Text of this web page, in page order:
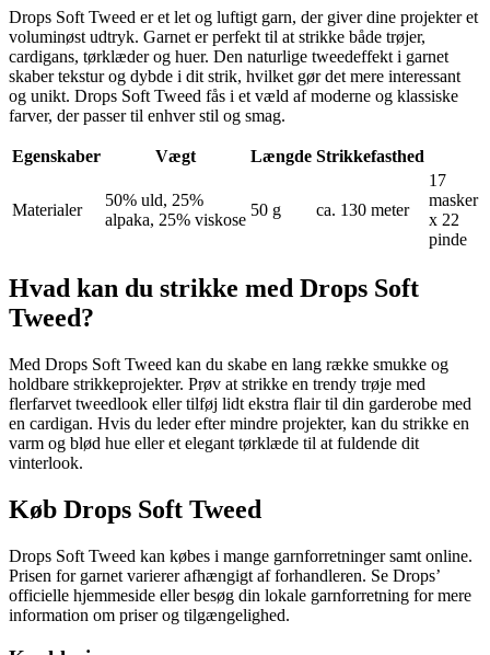
Drops Soft Tweed er et let og luftigt garn, der giver dine projekter et
voluminøst udtryk. Garnet er perfekt til at strikke både trøjer,
cardigans, tørklæder og huer. Den naturlige tweedeffekt i garnet
skaber tekstur og dybde i dit strik, hvilket gør det mere interessant
og unikt. Drops Soft Tweed fås i et væld af moderne og klassiske
farver, der passer til enhver stil og smag.
Egenskaber Vægt Længde Strikkefasthed
Materialer
50% uld, 25%
alpaka, 25% viskose
50 g ca. 130 meter
17
masker
x 22
pinde
Hvad kan du strikke med Drops Soft
Tweed?
Med Drops Soft Tweed kan du skabe en lang række smukke og
holdbare strikkeprojekter. Prøv at strikke en trendy trøje med
flerfarvet tweedlook eller tilføj lidt ekstra flair til din garderobe med
en cardigan. Hvis du leder efter mindre projekter, kan du strikke en
varm og blød hue eller et elegant tørklæde til at fuldende dit
vinterlook.
Køb Drops Soft Tweed
Drops Soft Tweed kan købes i mange garnforretninger samt online.
Prisen for garnet varierer afhængigt af forhandleren. Se Drops’
officielle hjemmeside eller besøg din lokale garnforretning for mere
information om priser og tilgængelighed.